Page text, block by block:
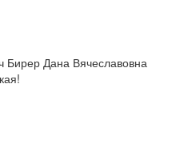
Бирер Дана Вячеславовна